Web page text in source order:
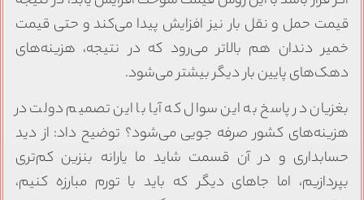
قیمت حمل و نقل بار نیز افزایش پیدا می‌کند و حتی قیمت
خمیر دندان هم بالاتر می‌رود که در نتیجه، هزینه‌های
دهک‌های پایین بار دیگر بیشتر می‌شود.
بغزیان در پاسخ به این سوال که آیا با این تصمیم دولت در
هزینه‌های کشور صرفه جویی می‌شود؟ توضیح داد: از دید
حسابداری و در آن قسمت شاید ما یارانه بنزین کم‌تری
بپردازیم، اما جاهای دیگر که باید با تورم مبارزه کنیم،